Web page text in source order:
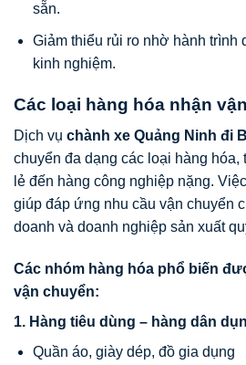
sẵn.
Giảm thiểu rủi ro nhờ hành trình
kinh nghiệm.
Các loại hàng hóa nhận
Dịch vụ chành xe Quảng Ninh đi
chuyển đa dạng các loại hàng hóa,
lẻ đến hàng công nghiệp nặng.
giúp đáp ứng nhu cầu vận chuyển
doanh và doanh nghiệp sản xuất
Các nhóm hàng hóa phổ biến
vận chuyển:
1. Hàng tiêu dùng – hàng dân
Quần áo, giày dép, đồ gia dụng